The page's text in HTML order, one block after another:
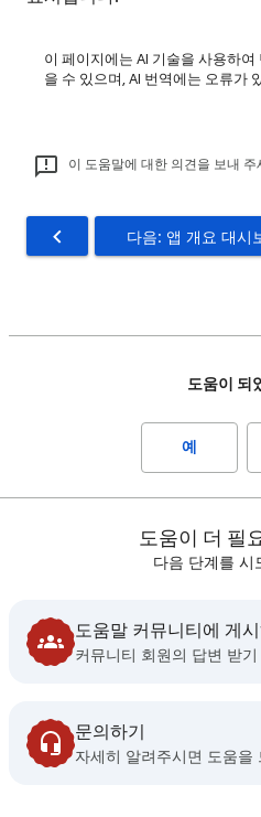
이 페이지에는 AI 기술을 사용하
을 수 있으며, AI 번역에는 오류가
이 도움말에 대한 의견을 보내 주
다음: 앱 개요 대시
도움이 되
예
도움이 더 필
다음 단계를 시
도움말 커뮤니티에 게시
커뮤니티 회원의 답변 받기
문의하기
자세히 알려주시면 도움을